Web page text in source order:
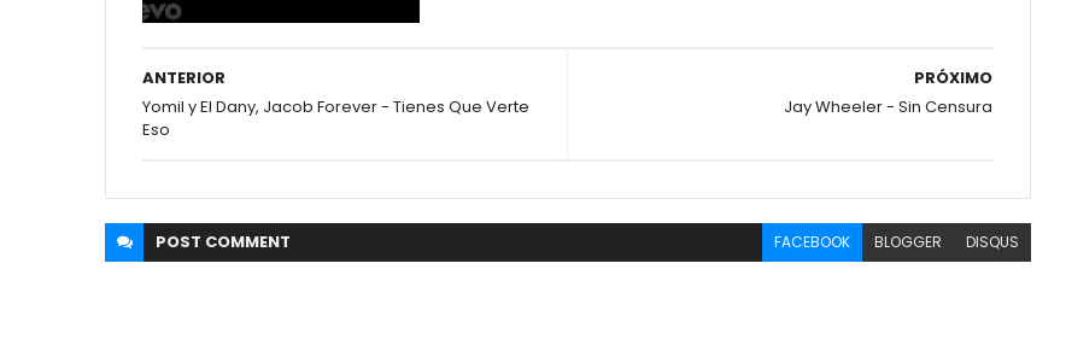
PRÓXIMO
Jay Wheeler - Sin Censura
ANTERIOR
Yomil y El Dany, Jacob Forever - Tienes Que Verte
Eso
POST COMMENT FACEBOOK BLOGGER DISQUS